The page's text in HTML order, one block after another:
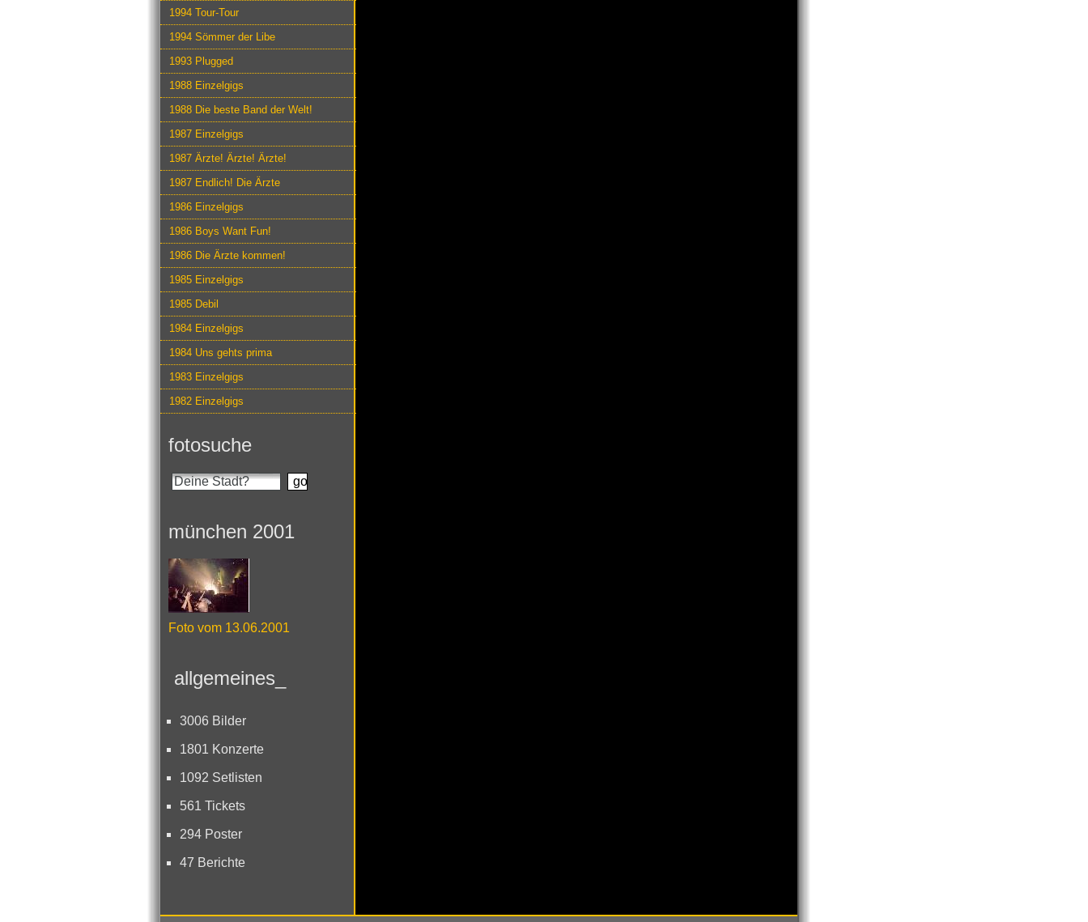
1994 Tour-Tour
1994 Sömmer der Libe
1993 Plugged
1988 Einzelgigs
1988 Die beste Band der Welt!
1987 Einzelgigs
1987 Ärzte! Ärzte! Ärzte!
1987 Endlich! Die Ärzte
1986 Einzelgigs
1986 Boys Want Fun!
1986 Die Ärzte kommen!
1985 Einzelgigs
1985 Debil
1984 Einzelgigs
1984 Uns gehts prima
1983 Einzelgigs
1982 Einzelgigs
fotosuche
münchen 2001
Foto vom 13.06.2001
allgemeines_
3006 Bilder
1801 Konzerte
1092 Setlisten
561 Tickets
294 Poster
47 Berichte